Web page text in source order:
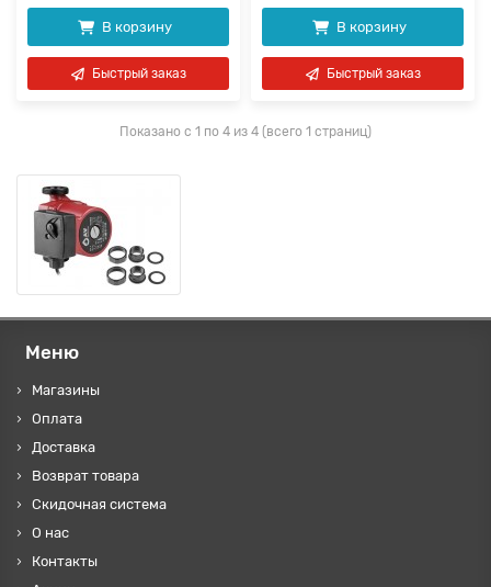
В корзину
Быстрый заказ
В корзину
Быстрый заказ
Показано с 1 по 4 из 4 (всего 1 страниц)
Меню
Магазины
Оплата
Доставка
Возврат товара
Скидочная система
О нас
Контакты